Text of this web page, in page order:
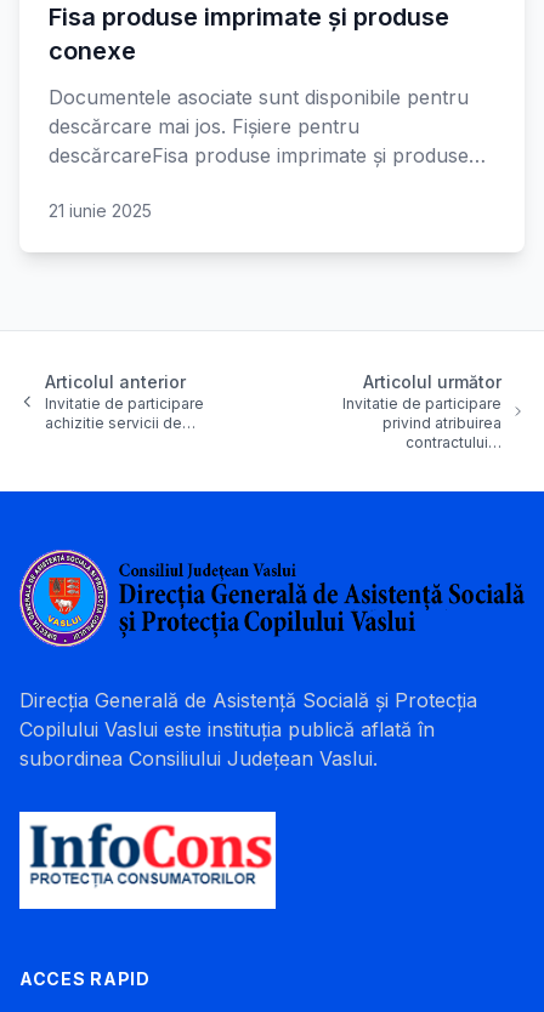
Fisa produse imprimate și produse
conexe
Documentele asociate sunt disponibile pentru
descărcare mai jos. Fișiere pentru
descărcareFisa produse imprimate și produse…
21 iunie 2025
Articolul anterior
Invitatie de participare
achizitie servicii de…
Articolul următor
Invitatie de participare
privind atribuirea
contractului…
Direcția Generală de Asistență Socială și Protecția
Copilului Vaslui este instituția publică aflată în
subordinea Consiliului Județean Vaslui.
ACCES RAPID